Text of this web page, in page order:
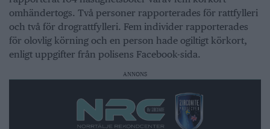
omhändertogs. Två personer rapporterades för rattfylleri
och två för drograttfylleri. Fem individer rapporterades
för olovlig körning och en person hade ogiltigt körkort,
enligt uppgifter från polisens Facebook-sida.
ANNONS